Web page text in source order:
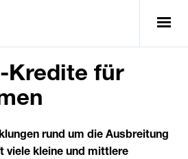
Kredite für
rund um die Ausbreitung
viele kleine und mittlere